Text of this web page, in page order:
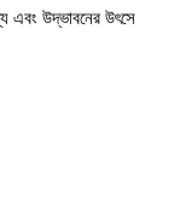
এবং উদ্ভাবনের উৎসে